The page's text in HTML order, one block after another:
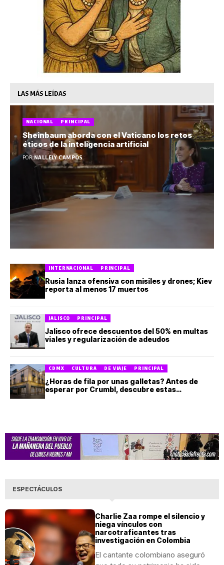
LAS MÁS LEÍDAS
NACIONAL PRINCIPAL
Sheinbaum aborda con el Vaticano los retos
éticos de la inteligencia artificial
POR:NALLELY CAMPOS
INTERNACIONAL PRINCIPAL
Rusia lanza ofensiva con misiles y drones; Kiev
reporta al menos 17 muertos
JALISCO PRINCIPAL
Jalisco ofrece descuentos del 50% en multas
viales y regularización de adeudos
CDMX CULTURA DE VIAJE PRINCIPAL
¿Horas de fila por unas galletas? Antes de
esperar por Crumbl, descubre estas
ESPECTÁCULOS
Charlie Zaa rompe el silencio y
niega vínculos con
narcotraficantes tras
investigación en Colombia
El cantante colombiano aseguró